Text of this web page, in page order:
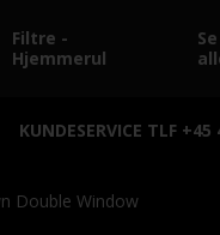
Filtre -
Hjemmerul
Se
KUNDESERVICE TLF
Double Window